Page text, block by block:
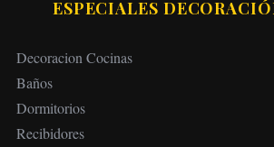
ESPECIALES
Decoracion Cocinas
Baños
Dormitorios
Recibidores